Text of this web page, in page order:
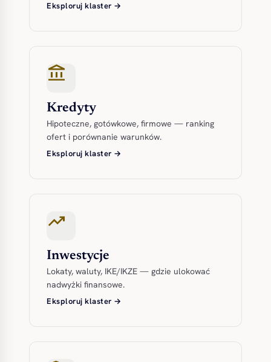
Eksploruj klaster →
account_balance
Kredyty
Hipoteczne, gotówkowe, firmowe — ranking
ofert i porównanie warunków.
Eksploruj klaster →
trending_up
Inwestycje
Lokaty, waluty, IKE/IKZE — gdzie ulokować
nadwyżki finansowe.
Eksploruj klaster →